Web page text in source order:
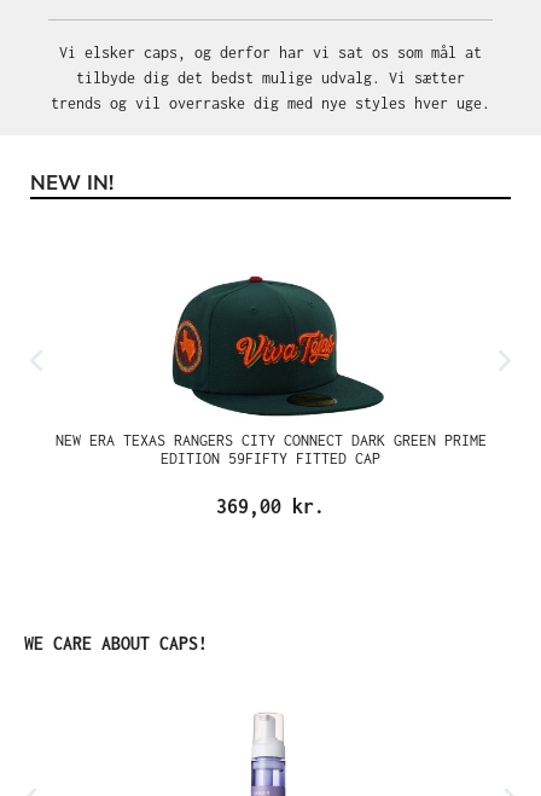
Vi elsker caps, og derfor har vi sat os som mål at
tilbyde dig det bedst mulige udvalg. Vi sætter
trends og vil overraske dig med nye styles hver uge.
Spring produktgalleriet over
NEW IN!
NEW ERA TEXAS RANGERS CITY CONNECT DARK GREEN PRIME
EDITION 59FIFTY FITTED CAP
369,00 kr.
Spring produktgalleriet over
WE CARE ABOUT CAPS!